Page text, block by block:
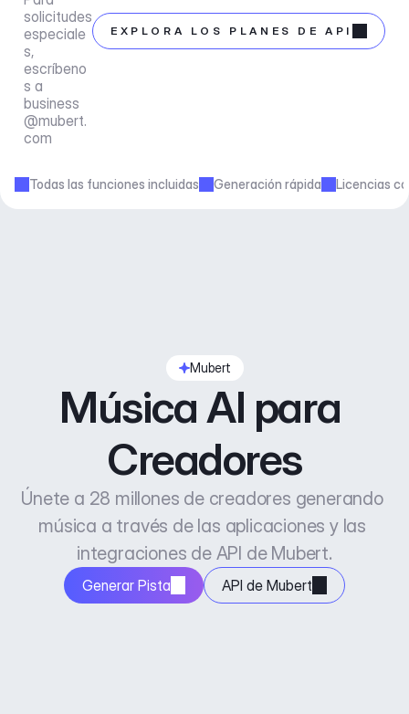
solicitudes
especiale
s,
escríbeno
business
@mubert.
com
EXPLORA LOS PLANES DE API
Todas las funciones incluidas Generación rápida Licencias
Mubert
Música AI para
Creadores
Únete a 28 millones de creadores generando
música a través de las aplicaciones y las
integraciones de API de Mubert.
Generar Pista API de Mubert